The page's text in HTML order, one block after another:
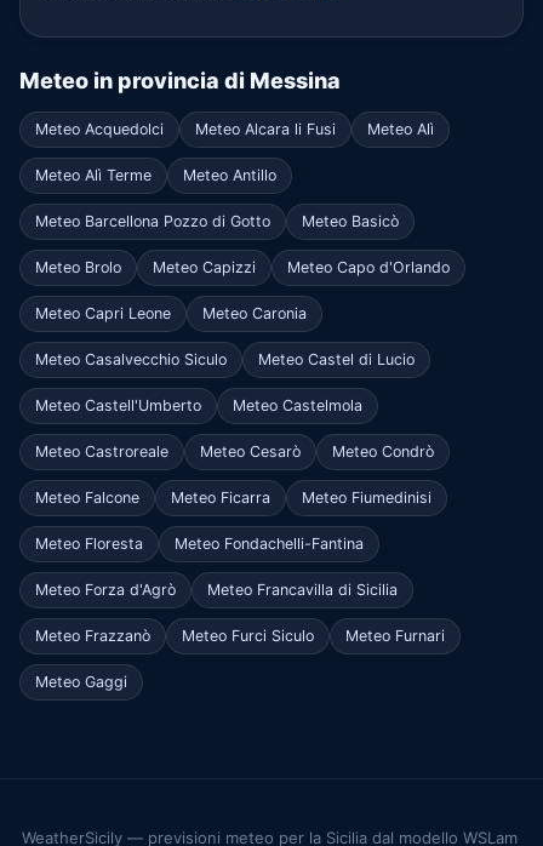
Meteo in provincia di Messina
Meteo Acquedolci Meteo Alcara li Fusi Meteo Alì
Meteo Alì Terme Meteo Antillo
Meteo Barcellona Pozzo di Gotto Meteo Basicò
Meteo Brolo Meteo Capizzi Meteo Capo d'Orlando
Meteo Capri Leone Meteo Caronia
Meteo Casalvecchio Siculo Meteo Castel di Lucio
Meteo Castell'Umberto Meteo Castelmola
Meteo Castroreale Meteo Cesarò Meteo Condrò
Meteo Falcone Meteo Ficarra Meteo Fiumedinisi
Meteo Floresta Meteo Fondachelli-Fantina
Meteo Forza d'Agrò Meteo Francavilla di Sicilia
Meteo Frazzanò Meteo Furci Siculo Meteo Furnari
Meteo Gaggi
WeatherSicily — previsioni meteo per la Sicilia dal modello WSLam